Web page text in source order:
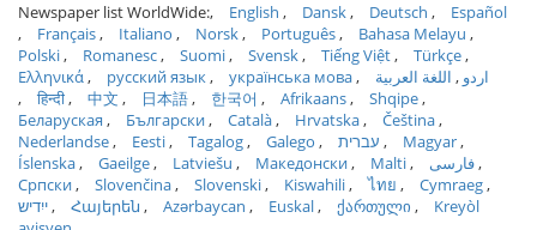
Newspaper list WorldWide: English Dansk Deutsch
Español
Français
Italiano Norsk Português
Bahasa Melayu
Polski
Romanesc Suomi Svensk Tiếng Việt
Türkçe
Ελληνικά
русский язык українська мова اردو
اللغة العربية
हिन्दी
中文 日本語 한국어 Afrikaans
Shqipe
Беларуская
Български Català Hrvatska
Čeština
Nederlandse
Eesti Tagalog Galego עברית
Magyar
Íslenska
Gaeilge Latviešu Македонски Malti
فارسی
Српски
Slovenčina Slovenski Kiswahili ไทย
Cymraeg
ייִדיש
Հայերեն Azərbaycan Euskal ქართული
Kreyòl